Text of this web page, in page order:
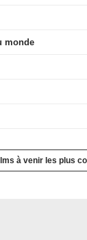
monde
à venir les plus